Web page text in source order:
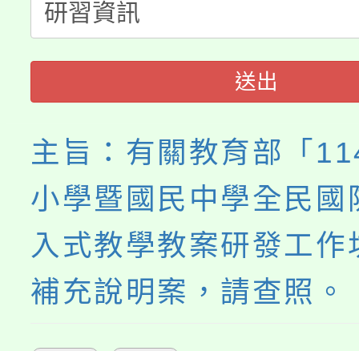
代理(課)教師甄選結果(
公告本校115學年度第
代理(課)教師甄選結果(
轉知中國文化大學推廣
《TA101》溝通分析基
程，歡迎學生輔導中心
心理、諮商輔導、社會
系所師生報名參加。
送出
主旨：有關教育部「
小學暨國民中學全民國
入式教學教案研發工作
補充說明案，請查照。